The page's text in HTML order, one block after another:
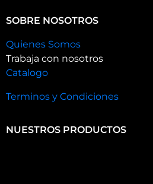
SOBRE NOSOTROS
Quienes Somos
Trabaja con nosotros
Catalogo
Terminos y Condiciones
NUESTROS PRODUCTOS